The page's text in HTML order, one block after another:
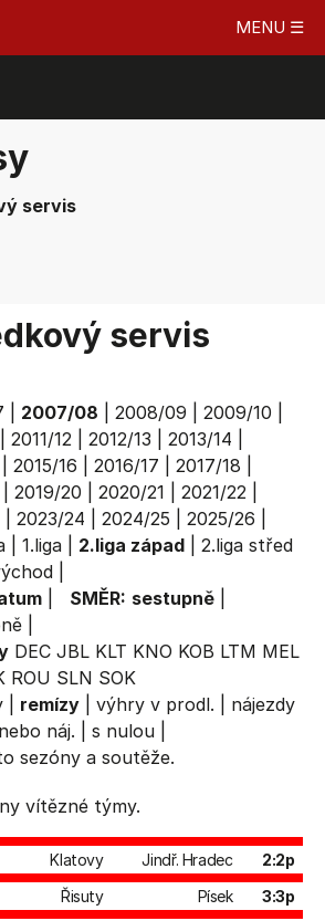
MENU ☰
servis
servis
2007/08 2008/09 2009/10
2011/12 2012/13 2013/14
2015/16 2016/17 2017/18
2019/20 2020/21 2021/22
2023/24 2024/25 2025/26
1.liga 2.liga západ
2.liga střed
SMĚR: sestupně
DEC JBL KLT KNO KOB LTM MEL
ROU SLN SOK
remízy výhry v prodl.
nájezdy
náj. s nulou
sezóny a soutěže.
vítězné týmy.
Klatovy Jindř. Hradec
2:2p
Řisuty Písek
3:3p